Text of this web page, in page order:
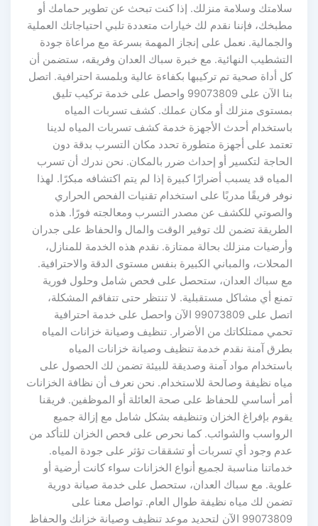
سلامتك وسلامة منزلك. إذا كنت تبحث عن تطوير حمامك أو
مطبخك، فإننا نقدم لك خيارات متعددة تلبي احتياجاتك العملية
والجمالية. نعمل على إنجاز المهمة بسرعة مع مراعاة جودة
التشطيب النهائية. مع خبرة سباك العدان وفريقه، ستضمن أن
كل أداة صحية تم تركيبها بكفاءة عالية وبلمسة احترافية. اتصل
بنا الآن على 99073809 واحصل على خدمة تركيب تليق
بمستوى منزلك أو مكان عملك. كشف تسربات المياه
باستخدام أحدث الأجهزة خدمة كشف تسربات المياه لدينا
تعتمد على أجهزة متطورة تحدد مكان التسرب بدقة دون
الحاجة لتكسير أو إحداث ضرر بالمكان. نحن ندرك أن تسرب
المياه قد يسبب أضرارًا كبيرة إذا لم يتم اكتشافه مبكرًا. لهذا
نوفر فريقًا مدربًا على استخدام تقنيات الفحص الحراري
والصوتي للكشف عن مصدر التسرب ومعالجته فورًا. هذه
الطريقة تضمن لك توفير الوقت والمال والحفاظ على جدران
وأرضيات منزلك بحالة ممتازة. نقدم هذه الخدمة للمنازل،
المحلات، والمباني الكبيرة بنفس مستوى الدقة والاحترافية.
مع سباك العدان، ستحصل على فحص شامل وحلول فورية
تمنع أي مشاكل مستقبلية. لا تنتظر حتى تتفاقم المشكلة،
اتصل على 99073809 الآن واحصل على خدمة احترافية
تحمي ممتلكاتك من الأضرار. تنظيف وصيانة خزانات المياه
بطرق آمنة نقدم خدمة تنظيف وصيانة خزانات المياه
باستخدام مواد آمنة وصديقة للبيئة تضمن لك الحصول على
مياه نظيفة وصالحة للاستخدام. نحن نعرف أن نظافة الخزانات
أمر أساسي للحفاظ على صحة العائلة أو الموظفين. فريقنا
يقوم بإفراغ الخزان وتنظيفه بشكل شامل مع إزالة جميع
الرواسب والشوائب. كما نحرص على فحص الخزان للتأكد من
عدم وجود أي تسربات أو تشققات تؤثر على جودة المياه.
خدماتنا مناسبة لجميع أنواع الخزانات سواء كانت أرضية أو
علوية. مع سباك العدان، ستحصل على خدمة صيانة دورية
تضمن لك مياه نظيفة طوال العام. تواصل معنا على
99073809 الآن لتحديد موعد تنظيف وصيانة خزانك والحفاظ